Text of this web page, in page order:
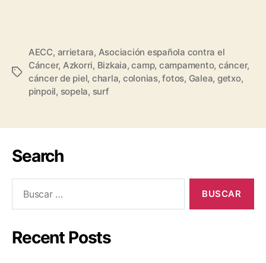
AECC, arrietara, Asociación española contra el
Cáncer, Azkorri, Bizkaia,camp, campamento, cáncer,
cáncer de piel, charla, colonias,fotos, Galea, getxo,
pinpoil, sopela, surf
Search
Recent Posts